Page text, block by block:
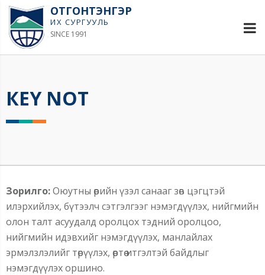
ОТГОНТЭНГЭР
ИХ СУРГУУЛЬ
SINCE 1991
КЕY NOT
Зорилго:Оюутны өөрийн үзэл санааг зөв цэгцтэй
илэрхийлэх, бүтээлч сэтгэлгээг нэмэгдүүлэх, нийгмийн
олон талт асуудалд оролцох тэдний оролцоо,
нийгмийн идэвхийг нэмэгдүүлэх, манлайлах
эрмэлзлэлийг төрүүлэх, өөртөө итгэлтэй байдлыг
нэмэгдүүлэх оршино.